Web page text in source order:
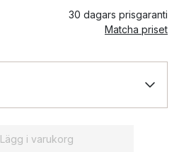
30 dagars prisgaranti
Matcha priset
Lägg i varukorg